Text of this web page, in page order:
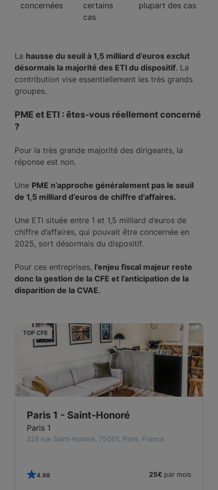
concernées
certains
cas
plupart des cas
La hausse du seuil à 1,5 milliard d’euros exclut
désormais la majorité des ETI du dispositif. La
contribution vise essentiellement les très grands
groupes.
PME et ETI : êtes-vous réellement concerné
?
Pour la très grande majorité des dirigeants, la
réponse est non.
Une PME n’approche généralement pas le seuil
de 1,5 milliard d’euros de chiffre d’affaires.
Une ETI située entre 1 et 1,5 milliard d’euros de
chiffre d’affaires, qui pouvait être concernée en
2025, sort désormais du dispositif.
Pour ces entreprises, l’enjeu fiscal majeur reste
donc la gestion de la CFE et l’anticipation de la
disparition de la CVAE.
TOP CFE
Paris 1 - Saint-Honoré
Paris 1
229 rue Saint-Honoré, 75001, Paris, France
4.98 25€ par mois